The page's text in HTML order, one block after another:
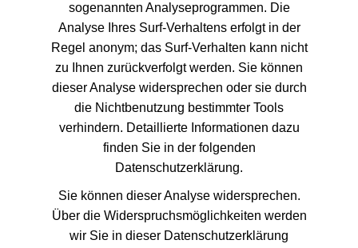
sogenannten Analyseprogrammen. Die
Analyse Ihres Surf-Verhaltens erfolgt in der
Regel anonym; das Surf-Verhalten kann nicht
zu Ihnen zurückverfolgt werden. Sie können
dieser Analyse widersprechen oder sie durch
die Nichtbenutzung bestimmter Tools
verhindern. Detaillierte Informationen dazu
finden Sie in der folgenden
Datenschutzerklärung.
Sie können dieser Analyse widersprechen.
Über die Widerspruchsmöglichkeiten werden
wir Sie in dieser Datenschutzerklärung